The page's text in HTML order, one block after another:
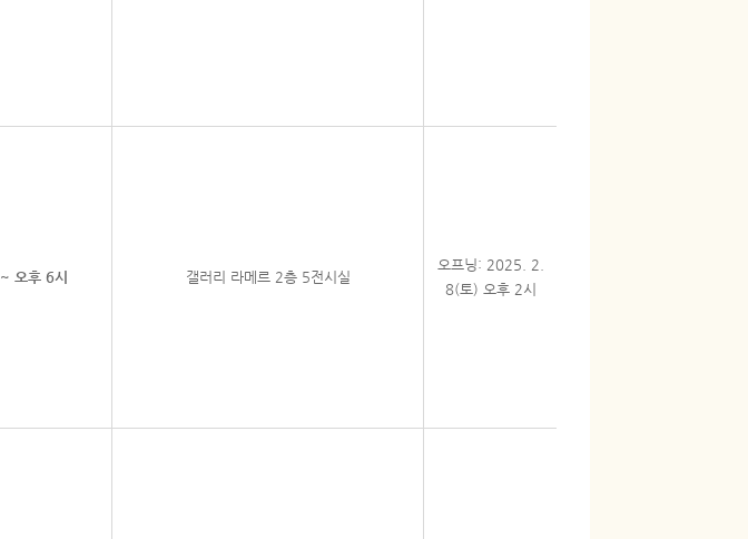
오후 6시 갤러리 라메르 2층 5전시실
오프닝: 2025. 2.
8(토) 오후 2시